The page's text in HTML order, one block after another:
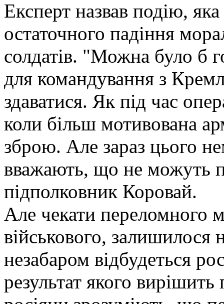
Експерт назвав подію,
остаточного падіння
солдатів. "Можна було б
для командування з
здаватися. Як під час
коли більш мотивована
зброю. Але зараз цього
вважають, що не можуть
підполковник Коровай.
Але чекати переломного
військового,
незабаром відбудеться
результат якого